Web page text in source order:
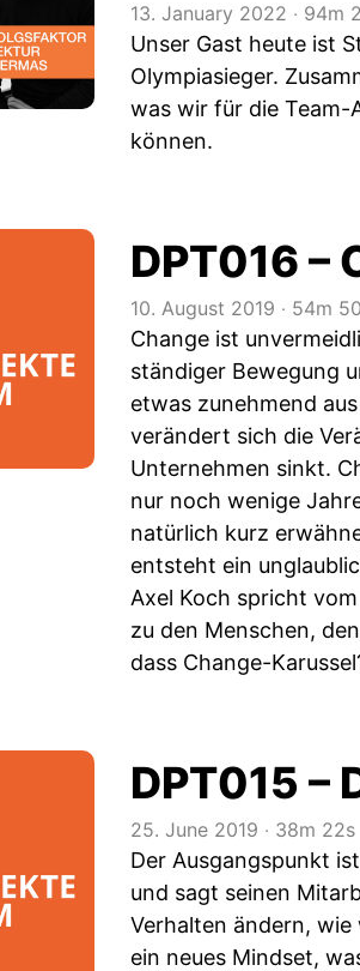
13. January 2022 ‧ 94m
Unser Gast heute ist
Olympiasieger.
was wir für die Team-
können.
DPT016 –
10. August 2019 ‧ 54m
Change ist
ständiger Bewegung
etwas zunehmend
verändert sich die
Unternehmen sinkt.
nur noch wenige
natürlich kurz
entsteht ein
Axel Koch spricht
zu den Menschen,
dass Change-
DPT015 –
25. June 2019 ‧ 38m 22s
Der Ausgangspunkt
und sagt seinen
Verhalten ändern,
ein neues Mindset,